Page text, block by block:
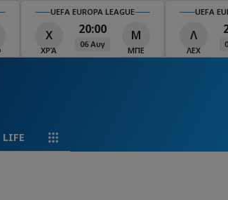
UEFA EUROPA LEAGUE
Χ
ΧΡΆ
20:00
06 Αυγ
Μ
ΜΠΕ
UEFA
Λ
ΛΕΧ
LIFE